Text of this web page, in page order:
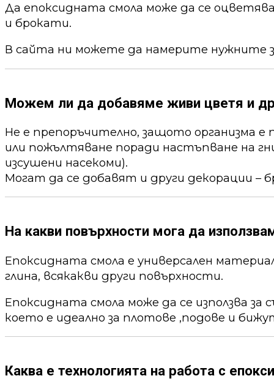
Да епоксидната смола може да се
и брокати.
В сайта ни можете да намерите нужните
Можем ли да добавяме живи цветя и
Не е препоръчително, защото организма
или пожълтяване поради настъпване на
изсушени насекоми).
Могат да се добавят и други декорации –
На какви повърхности мога да
Епоксидната смола е универсален
глина, всякакви други повърхности.
Епоксидната смола може да се използва за
което е идеално за плотове ,подове и
Каква е технологията на работа с